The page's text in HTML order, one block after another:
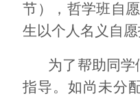
节），哲学班自
生以个人名义自
为了帮助同
指导。如尚未分